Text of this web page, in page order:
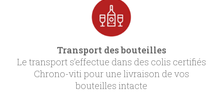
Transport des bouteilles
Le transport s’effectue dans des colis certifiés
Chrono-viti pour une livraison de vos
bouteilles intacte